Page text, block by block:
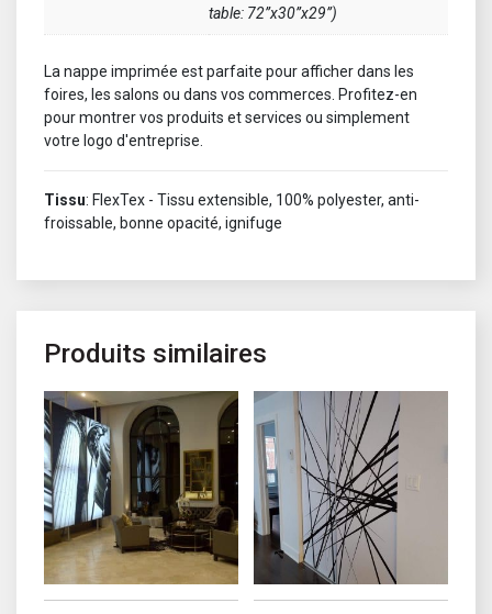
table: 72”x30”x29”)
La nappe imprimée est parfaite pour afficher dans les
foires, les salons ou dans vos commerces. Profitez-en
pour montrer vos produits et services ou simplement
votre logo d'entreprise.
Tissu: FlexTex - Tissu extensible, 100% polyester, anti-
froissable, bonne opacité, ignifuge
Produits similaires
Ce produit a plusieurs variations. Les options peuvent être
Ce produit a plusieurs variations.